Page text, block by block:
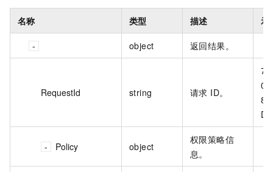
名称 类型 描述 示
object 返回结果。
RequestId string 请求 ID。
Policy object
权限策略信
息。